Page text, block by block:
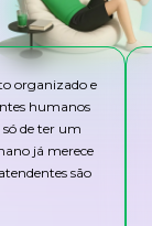
organizado e
humanos
de ter um
já merece
são